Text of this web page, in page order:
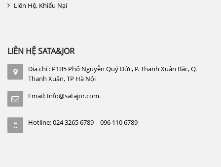
Liên Hệ, Khiếu Nại
LIÊN HỆ SATA&JOR
Địa chỉ : P1B5 Phố Nguyễn Quý Đức, P. Thanh Xuân Bắc, Q.
Thanh Xuân, TP Hà Nội
Email: Info@satajor.com.
Hotline: 024 3265 6789 – 096 110 6789